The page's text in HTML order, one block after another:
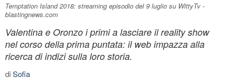
Temptation Island 2018: streaming episodio del 9 luglio su WittyTv -
blastingnews.com
Valentina e Oronzo i primi a lasciare il reality show
nel corso della prima puntata: il web impazza alla
ricerca di indizi sulla loro storia.
diSofia